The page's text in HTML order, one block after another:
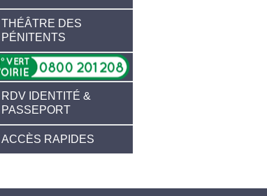
THÉÂTRE DES
PÉNITENTS
RDV IDENTITÉ &
PASSEPORT
ACCÈS RAPIDES